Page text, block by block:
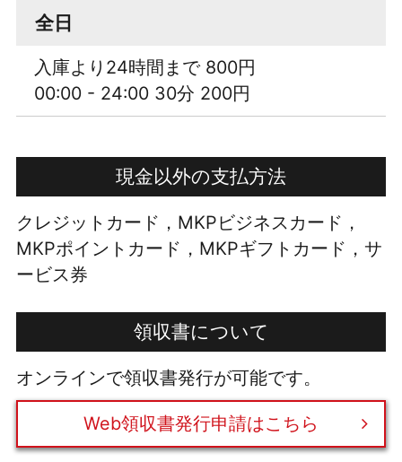
全日
入庫より24時間まで 800円
00:00 - 24:00 30分 200円
現金以外の支払方法
クレジットカード，MKPビジネスカード，
MKPポイントカード，MKPギフトカード，サ
ービス券
領収書について
オンラインで領収書発行が可能です。
Web領収書発行申請はこちら